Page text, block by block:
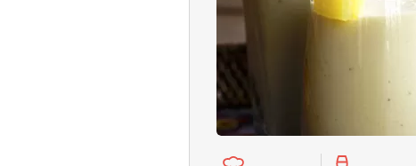
Dolci Pasqua
San